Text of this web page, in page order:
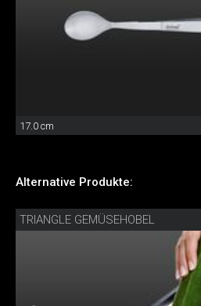
17.0 cm
Alternative Produkte:
TRIANGLE GEMÜSEHOBEL